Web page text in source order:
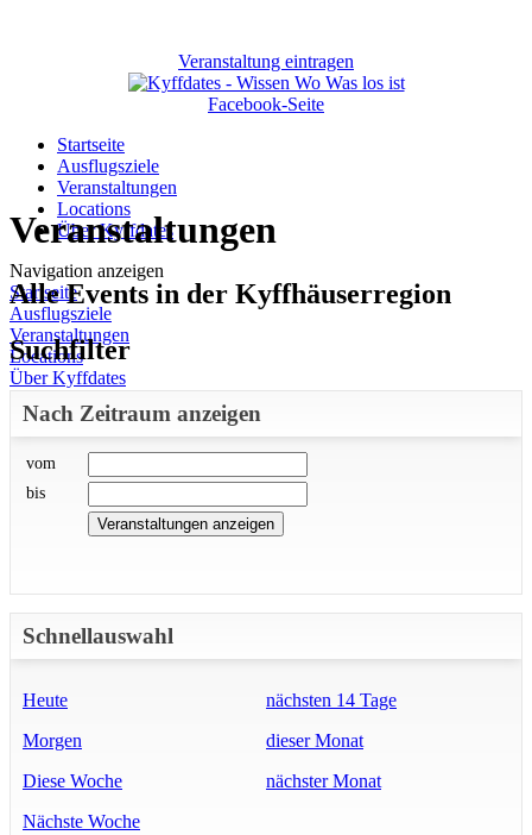
Veranstaltung eintragen
Facebook-Seite
Startseite
Ausflugsziele
Veranstaltungen
Locations
Über Kyffdates
Navigation anzeigen
Startseite
Ausflugsziele
Veranstaltungen
Locations
Über Kyffdates
Veranstaltungen
Alle Events in der Kyffhäuserregion
Suchfilter
Nach Zeitraum anzeigen
vom
bis
Schnellauswahl
Heute
Morgen
Diese Woche
Nächste Woche
nächsten 14 Tage
dieser Monat
nächster Monat